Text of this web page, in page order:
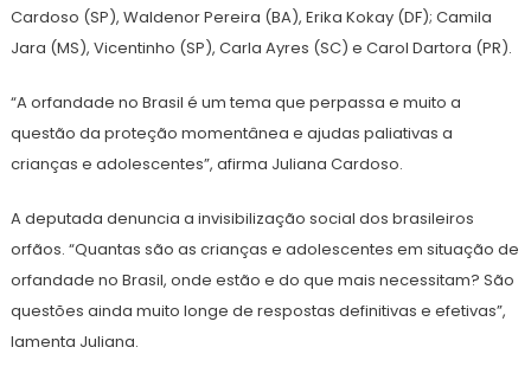
Cardoso (SP), Waldenor Pereira (BA), Erika Kokay (DF); Camila
Jara (MS), Vicentinho (SP), Carla Ayres (SC) e Carol Dartora (PR).
“A orfandade no Brasil é um tema que perpassa e muito a
questão da proteção momentânea e ajudas paliativas a
crianças e adolescentes”, afirma Juliana Cardoso.
A deputada denuncia a invisibilização social dos brasileiros
orfãos. “Quantas são as crianças e adolescentes em situação de
orfandade no Brasil, onde estão e do que mais necessitam? São
questões ainda muito longe de respostas definitivas e efetivas”,
lamenta Juliana.